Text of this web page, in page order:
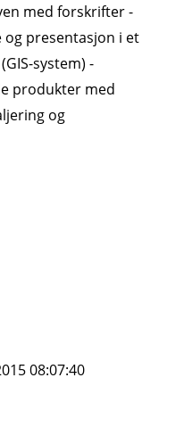
med forskrifter -
presentasjon i et
system) -
produkter med
og
08:07:40